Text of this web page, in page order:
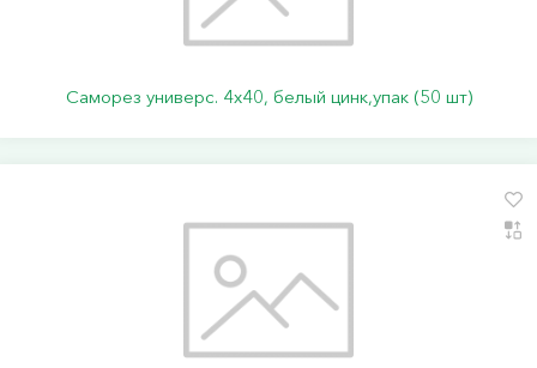
Саморез универс. 4х40, белый цинк,упак (50 шт)